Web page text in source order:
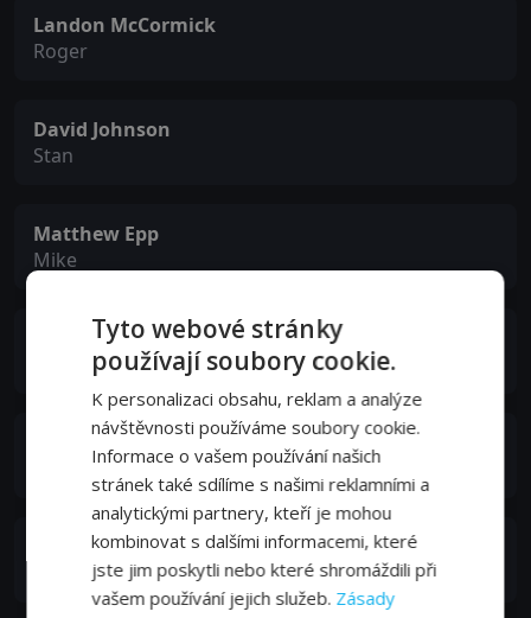
Landon McCormick
Roger
David Johnson
Stan
Matthew Epp
Mike
Eva Demchuk
Teacher
Rita Hines
Teacher
Christine Pinnock
Student
Tyto webové stránky
používají soubory cookie.
K personalizaci obsahu, reklam a analýze
návštěvnosti používáme soubory cookie.
Informace o vašem používání našich
stránek také sdílíme s našimi reklamními a
analytickými partnery, kteří je mohou
kombinovat s dalšími informacemi, které
jste jim poskytli nebo které shromáždili při
vašem používání jejich služeb. Zásady